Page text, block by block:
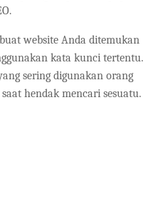
website Anda ditemukan
kata kunci tertentu.
sering digunakan orang
hendak mencari sesuatu.